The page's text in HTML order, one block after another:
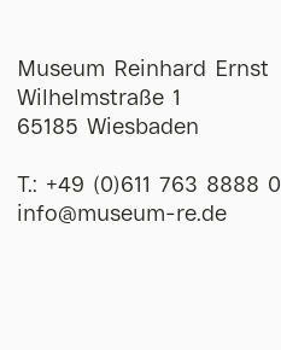
Museum Reinhard Ernst
Wilhelmstraße 1
65185 Wiesbaden
T.: +49 (0)611 763 8888 0
ofni@museum-re de